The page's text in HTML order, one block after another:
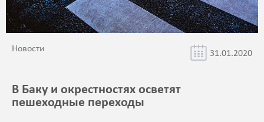
Новости 31.01.2020
В Баку и окрестностях осветят
пешеходные переходы